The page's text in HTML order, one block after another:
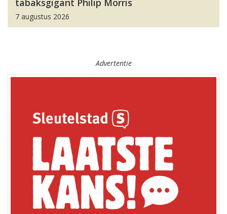
tabaksgigant Philip Morris
7 augustus 2026
Advertentie